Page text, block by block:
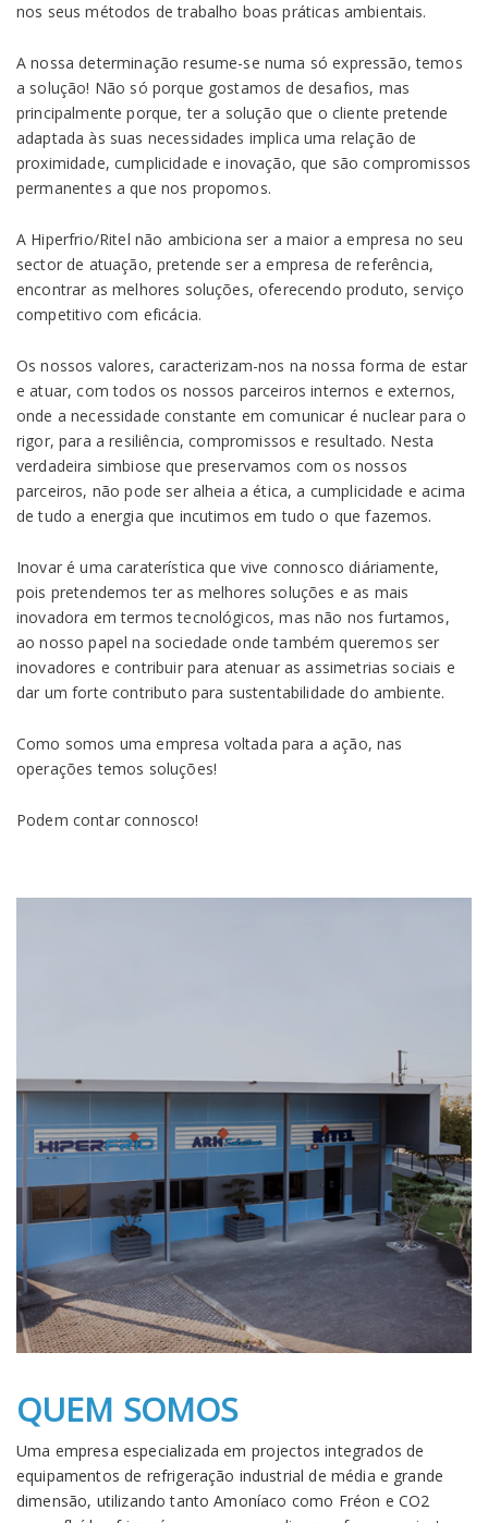
nos seus métodos de trabalho boas práticas ambientais.
A nossa determinação resume-se numa só expressão, temos
a solução! Não só porque gostamos de desafios, mas
principalmente porque, ter a solução que o cliente pretende
adaptada às suas necessidades implica uma relação de
proximidade, cumplicidade e inovação, que são compromissos
permanentes a que nos propomos.
A Hiperfrio/Ritel não ambiciona ser a maior a empresa no seu
sector de atuação, pretende ser a empresa de referência,
encontrar as melhores soluções, oferecendo produto, serviço
competitivo com eficácia.
Os nossos valores, caracterizam-nos na nossa forma de estar
e atuar, com todos os nossos parceiros internos e externos,
onde a necessidade constante em comunicar é nuclear para o
rigor, para a resiliência, compromissos e resultado. Nesta
verdadeira simbiose que preservamos com os nossos
parceiros, não pode ser alheia a ética, a cumplicidade e acima
de tudo a energia que incutimos em tudo o que fazemos.
Inovar é uma caraterística que vive connosco diáriamente,
pois pretendemos ter as melhores soluções e as mais
inovadora em termos tecnológicos, mas não nos furtamos,
ao nosso papel na sociedade onde também queremos ser
inovadores e contribuir para atenuar as assimetrias sociais e
dar um forte contributo para sustentabilidade do ambiente.
Como somos uma empresa voltada para a ação, nas
operações temos soluções!
Podem contar connosco!
QUEM SOMOS
Uma empresa especializada em projectos integrados de
equipamentos de refrigeração industrial de média e grande
dimensão, utilizando tanto Amoníaco como Fréon e CO2